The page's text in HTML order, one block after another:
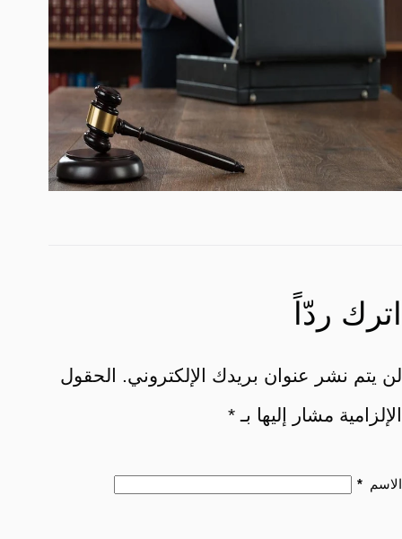
اترك ردّاً
لن يتم نشر عنوان بريدك الإلكتروني.
الحقول
الإلزامية مشار إليها بـ *
الاسم *